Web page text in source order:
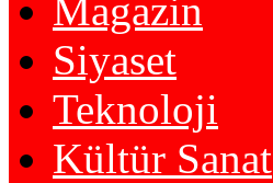
Magazin
Siyaset
Teknoloji
Kültür Sanat